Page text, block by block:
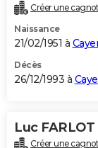
Créer une
Naissance
21/02/1951 à
Décès
26/12/1993 à
Luc FARLOT
Créer une